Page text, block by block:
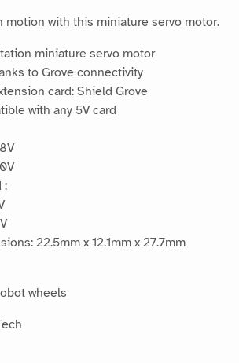
motion with this miniature servo motor.
miniature servo motor
to Grove connectivity
card: Shield Grove
with any 5V card
:
22.5mm x 12.1mm x 27.7mm
wheels